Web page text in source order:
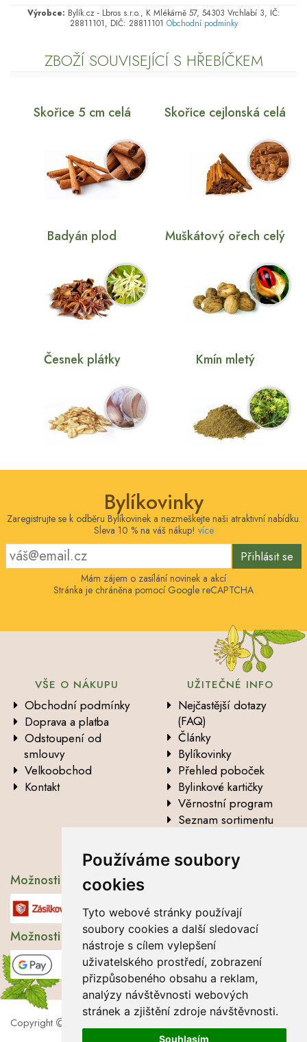
Používáme soubory
cookies
Tyto webové stránky používají
soubory cookies a další sledovací
nástroje s cílem vylepšení
uživatelského prostředí, zobrazení
přizpůsobeného obsahu a reklam,
analýzy návštěvnosti webových
stránek a zjištění zdroje návštěvnosti.
Souhlasím
Výrobce: Bylík.cz - Lbros s.r.o., K Mlékárně 57, 54303 Vrchlabí 3, IČ:
28811101, DIČ: 28811101 Obchodní podmínky
ZBOŽÍ SOUVISEJÍCÍ S HŘEBÍČKEM
Skořice 5 cm celá Skořice cejlonská celá
Badyán plod Muškátový ořech celý
Česnek plátky Kmín mletý
Bylíkovinky
Zaregistrujte se k odběru Bylíkovinek a nezmeškejte naši atraktivní nabídku.
Sleva 10 % na váš nákup! více
Přihlásit se
Mám zájem o zasílání novinek a akcí
Stránka je chráněna pomocí Google reCAPTCHA
VŠE O NÁKUPU
Obchodní podmínky
Doprava a platba
Odstoupení od
smlouvy
Velkoobchod
Kontakt
UŽITEČNÉ INFO
Nejčastější dotazy
(FAQ)
Články
Bylíkovinky
Přehled poboček
Bylinkové kartičky
Věrnostní program
Seznam sortimentu
údajů
Možnosti dopravy
Možnosti platby
Copyright
2026 Lbros s.r.o.